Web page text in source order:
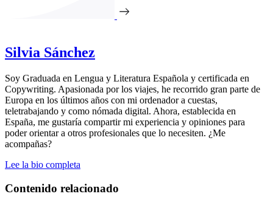
Silvia Sánchez
Soy Graduada en Lengua y Literatura Española y certificada en
Copywriting. Apasionada por los viajes, he recorrido gran parte de
Europa en los últimos años con mi ordenador a cuestas,
teletrabajando y como nómada digital. Ahora, establecida en
España, me gustaría compartir mi experiencia y opiniones para
poder orientar a otros profesionales que lo necesiten. ¿Me
acompañas?
Lee la bio completa
Contenido relacionado